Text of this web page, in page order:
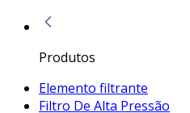
Produtos
Elemento filtrante
Filtro De Alta Pressão